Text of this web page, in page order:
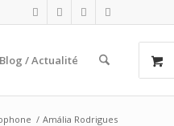
Blog / Actualité
/ Amália Rodrigues